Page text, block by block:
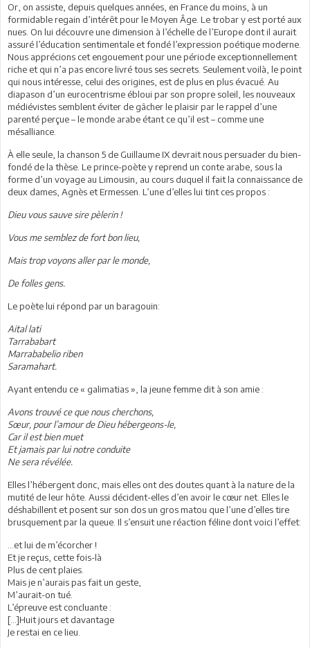
Or, on assiste, depuis quelques années, en France du moins, à un
formidable regain d’intérêt pour le Moyen Âge. Le trobar y est porté aux
nues. On lui découvre une dimension à l’échelle de l’Europe dont il aurait
assuré l’éducation sentimentale et fondé l’expression poétique moderne.
Nous apprécions cet engouement pour une période exceptionnellement
riche et qui n’a pas encore livré tous ses secrets. Seulement voilà, le point
qui nous intéresse, celui des origines, est de plus en plus évacué. Au
diapason d’un eurocentrisme ébloui par son propre soleil, les nouveaux
médiévistes semblent éviter de gâcher le plaisir par le rappel d’une
parenté perçue – le monde arabe étant ce qu’il est – comme une
mésalliance.
À elle seule, la chanson 5 de Guillaume IX devrait nous persuader du bien-
fondé de la thèse. Le prince-poète y reprend un conte arabe, sous la
forme d’un voyage au Limousin, au cours duquel il fait la connaissance de
deux dames, Agnès et Ermessen. L’une d’elles lui tint ces propos :
Dieu vous sauve sire pèlerin !
Vous me semblez de fort bon lieu,
Mais trop voyons aller par le monde,
De folles gens.
Le poète lui répond par un baragouin:
Aital lati
Tarrababart
Marrababelio riben
Saramahart.
Ayant entendu ce « galimatias », la jeune femme dit à son amie :
Avons trouvé ce que nous cherchons,
Sœur, pour l’amour de Dieu hébergeons-le,
Car il est bien muet
Et jamais par lui notre conduite
Ne sera révélée.
Elles l’hébergent donc, mais elles ont des doutes quant à la nature de la
mutité de leur hôte. Aussi décident-elles d’en avoir le cœur net. Elles le
déshabillent et posent sur son dos un gros matou que l’une d’elles tire
brusquement par la queue. Il s’ensuit une réaction féline dont voici l’effet:
…et lui de m’écorcher !
Et je reçus, cette fois-là
Plus de cent plaies.
Mais je n’aurais pas fait un geste,
M’aurait-on tué.
L’épreuve est concluante :
[…]Huit jours et davantage
Je restai en ce lieu.